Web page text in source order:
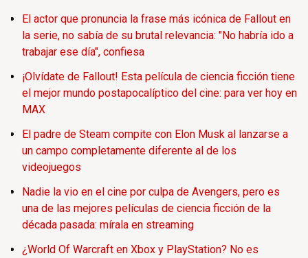
El actor que pronuncia la frase más icónica de Fallout en
la serie, no sabía de su brutal relevancia: "No habría ido a
trabajar ese día", confiesa
¡Olvídate de Fallout! Esta película de ciencia ficción tiene
el mejor mundo postapocalíptico del cine: para ver hoy en
MAX
El padre de Steam compite con Elon Musk al lanzarse a
un campo completamente diferente al de los
videojuegos
Nadie la vio en el cine por culpa de Avengers, pero es
una de las mejores películas de ciencia ficción de la
década pasada: mírala en streaming
¿World Of Warcraft en Xbox y PlayStation? No es